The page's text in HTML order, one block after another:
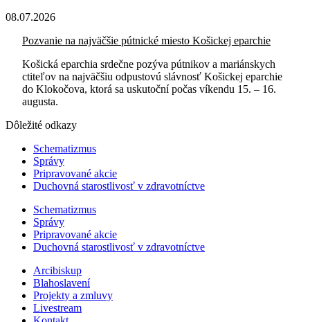
08.07.2026
Pozvanie na najväčšie pútnické miesto Košickej eparchie
Košická eparchia srdečne pozýva pútnikov a mariánskych
ctiteľov na najväčšiu odpustovú slávnosť Košickej eparchie
do Klokočova, ktorá sa uskutoční počas víkendu 15. – 16.
augusta.
Dôležité odkazy
Schematizmus
Správy
Pripravované akcie
Duchovná starostlivosť v zdravotníctve
Schematizmus
Správy
Pripravované akcie
Duchovná starostlivosť v zdravotníctve
Arcibiskup
Blahoslavení
Projekty a zmluvy
Livestream